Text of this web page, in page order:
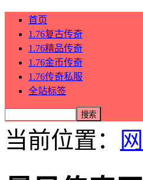
首页
1.76复古传奇
1.76精品传奇
1.76金币传奇
1.76传奇私服
全站标签
当前位置：